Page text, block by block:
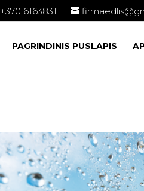
+370 61638311
PAGRINDINIS PUSLAPIS